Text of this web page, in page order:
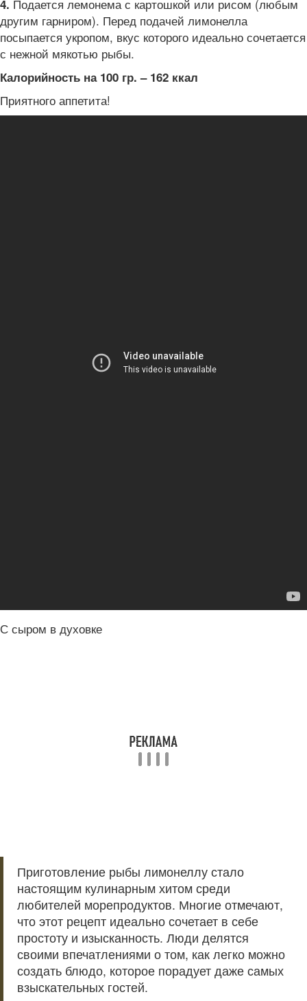
4. Подается лемонема с картошкой или рисом (любым
другим гарниром). Перед подачей лимонелла
посыпается укропом, вкус которого идеально сочетается
с нежной мякотью рыбы.
Калорийность на 100 гр. – 162 ккал
Приятного аппетита!
С сыром в духовке
Приготовление рыбы лимонеллу стало
настоящим кулинарным хитом среди
любителей морепродуктов. Многие отмечают,
что этот рецепт идеально сочетает в себе
простоту и изысканность. Люди делятся
своими впечатлениями о том, как легко можно
создать блюдо, которое порадует даже самых
взыскательных гостей.